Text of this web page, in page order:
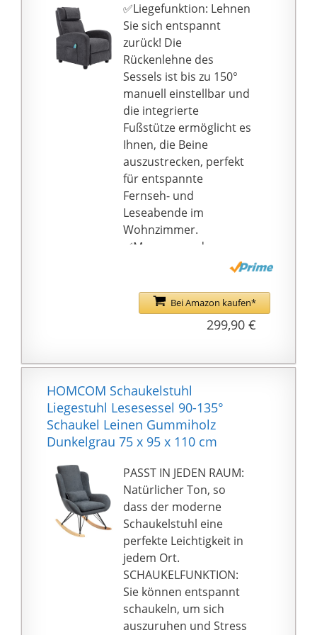
n mit Zero-Gravity-
Funktion.Sie können
Ihren Körper und Geist
entspannen und Ihre
Wirbelsäule mit einem
Winkel von 126 ± 7
°massieren. Und diese
3D-Massage -Liege in
Kombination mit 128
cm "SL" -
Formungsraumkrümm
ungstechnologie lässt
Sie eine persönliche
Massage vom Kopf bis
zum Bein genießen, die
angespannte Muskeln
lindern.
【Ganzkörpermassages
Airbags über Schultern,
Füße können Spannung
und Muskelermüdung
durch simulierte
Shiatsu-Massage
Massagesessel ist auch
mit Taillenheizung und
Fußmassagewalze
ausgestattet. Die
Rückenheizfunktion
(40℃-50℃) kann Kälte
und Schmerzen auf
dem Rücken lindern.
【Automatischer
✅Liegefunktion: Lehnen
Sie sich entspannt
zurück! Die
Rückenlehne des
Sessels ist bis zu 150°
manuell einstellbar und
die integrierte
Fußstütze ermöglicht es
Ihnen, die Beine
auszustrecken, perfekt
für entspannte
Fernseh- und
Leseabende im
Wohnzimmer.
✅Massage-und
Heizfunktion: Insgesamt
Vibrationsmassagemot
oren zielen auf Hals,
Rücken, Gesäß und
Heizfunktion am
Rücken, 2
Vibrationsintensitäten
und die Timer-Funktion
geben Ihnen ein
besseres
Massageerlebnis. Die
der Benutzer kann sich
mit dem TV Sessel
entspannen.
✅Hochwertig: Der
Relaxsessel mit Hocker
hergestellt aus stabilem
Holzrahmen und ist mit
extradickem und
weichem Baumwollstoff
Bei Amazon kaufen*
299,90 €
HOMCOM Schaukelstuhl
Liegestuhl Lesesessel 90-135°
Schaukel Leinen Gummiholz
Dunkelgrau 75 x 95 x 110 cm
PASST IN JEDEN RAUM:
Natürlicher Ton, so
dass der moderne
Schaukelstuhl eine
perfekte Leichtigkeit in
jedem Ort.
SCHAUKELFUNKTION:
Sie können entspannt
schaukeln, um sich
auszuruhen und Stress